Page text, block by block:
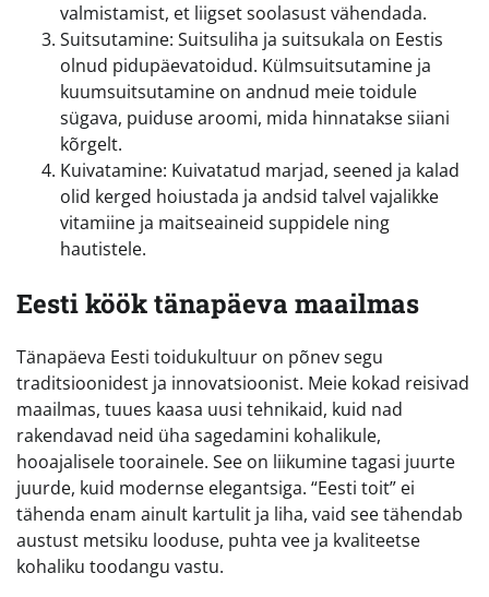
valmistamist, et liigset soolasust vähendada.
Suitsutamine: Suitsuliha ja suitsukala on Eestis
olnud pidupäevatoidud. Külmsuitsutamine ja
kuumsuitsutamine on andnud meie toidule
sügava, puiduse aroomi, mida hinnatakse siiani
kõrgelt.
Kuivatamine: Kuivatatud marjad, seened ja kalad
olid kerged hoiustada ja andsid talvel vajalikke
vitamiine ja maitseaineid suppidele ning
hautistele.
Eesti köök tänapäeva maailmas
Tänapäeva Eesti toidukultuur on põnev segu
traditsioonidest ja innovatsioonist. Meie kokad reisivad
maailmas, tuues kaasa uusi tehnikaid, kuid nad
rakendavad neid üha sagedamini kohalikule,
hooajalisele toorainele. See on liikumine tagasi juurte
juurde, kuid modernse elegantsiga. “Eesti toit” ei
tähenda enam ainult kartulit ja liha, vaid see tähendab
austust metsiku looduse, puhta vee ja kvaliteetse
kohaliku toodangu vastu.